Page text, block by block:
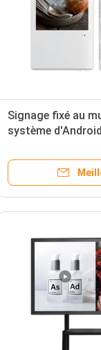
Signage fixé au
système